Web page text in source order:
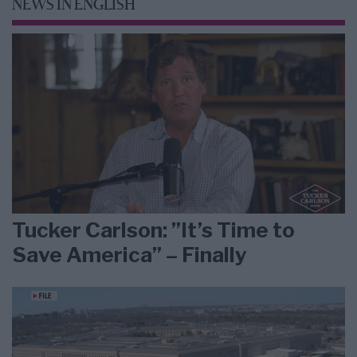
NEWS IN ENGLISH
Tucker Carlson: ”It’s Time to
Save America” – Finally